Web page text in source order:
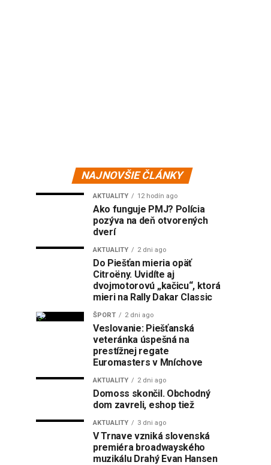
NAJNOVŠIE ČLÁNKY
AKTUALITY 12 hodín ago
Ako funguje PMJ? Polícia
pozýva na deň otvorených
dverí
AKTUALITY 2 dni ago
Do Piešťan mieria opäť
Citroëny. Uvidíte aj
dvojmotorovú „kačicu“, ktorá
mieri na Rally Dakar Classic
ŠPORT 2 dni ago
Veslovanie: Piešťanská
veteránka úspešná na
prestížnej regate
Euromasters v Mníchove
AKTUALITY 2 dni ago
Domoss skončil. Obchodný
dom zavreli, eshop tiež
AKTUALITY 3 dni ago
V Trnave vzniká slovenská
premiéra broadwayského
muzikálu Drahý Evan Hansen